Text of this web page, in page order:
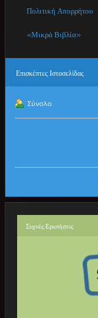
Πολιτική Απορρήτου
«Μικρά Βιβλία»
Επισκέπτες Ιστοσελίδας
Σύνολο
Συχνές Ερωτήσεις